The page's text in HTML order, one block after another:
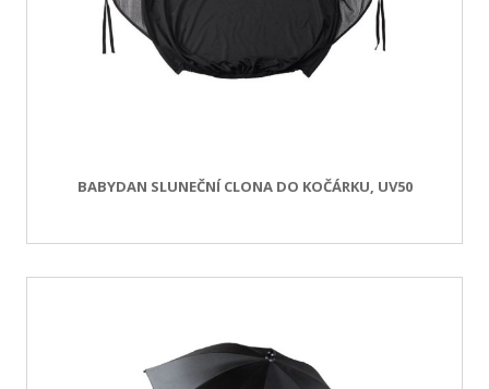
BABYDAN SLUNEČNÍ CLONA DO KOČÁRKU, UV50